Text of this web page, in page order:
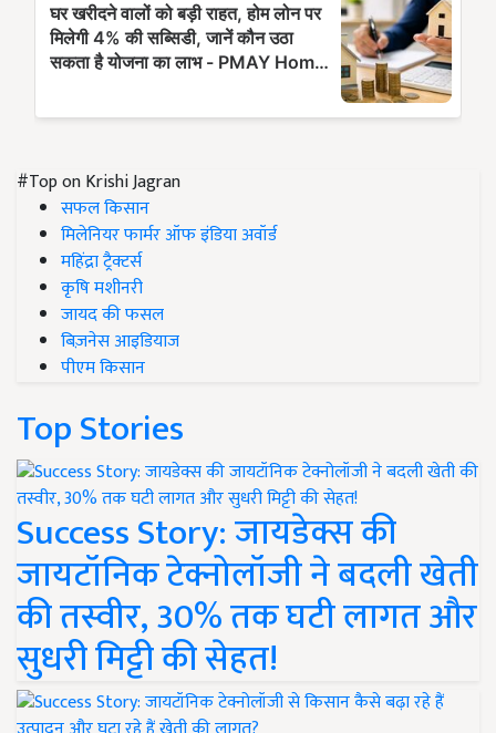
#Top on Krishi Jagran
सफल किसान
मिलेनियर फार्मर ऑफ इंडिया अवॉर्ड
महिंद्रा ट्रैक्टर्स
कृषि मशीनरी
जायद की फसल
बिज़नेस आइडियाज
पीएम किसान
Top Stories
Success Story: जायडेक्स की
जायटॉनिक टेक्नोलॉजी ने बदली खेती
की तस्वीर, 30% तक घटी लागत और
सुधरी मिट्टी की सेहत!